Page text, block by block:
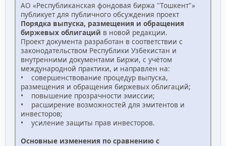
АО «Республиканская фондовая биржа "Тошкент"»
публикует для публичного обсуждения проект
Порядка выпуска, размещения и обращения
биржевых облигаций в новой редакции.
Проект документа разработан в соответствии с
законодательством Республики Узбекистан и
внутренними документами Биржи, с учётом
международной практики, и направлен на:
• совершенствование процедур выпуска,
размещения и обращения биржевых облигаций;
• повышение прозрачности эмиссии;
• расширение возможностей для эмитентов и
инвесторов;
• усиление защиты прав инвесторов.
Основные изменения по сравнению с